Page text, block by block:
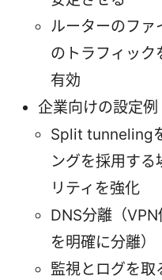
ルーターのファ
のトラフィック
有効
企業向けの設定例
Split tunneling
ングを採用す
リティを強化
DNS分離（
を明確に分離）
監視とログを取